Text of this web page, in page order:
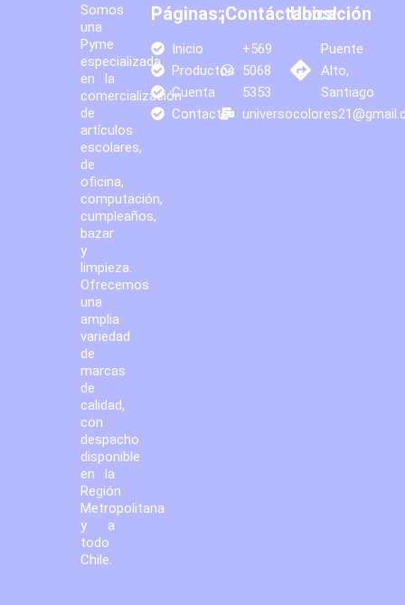
Somos
una
Pyme
especializada
en la
comercialización
de
artículos
escolares,
de
oficina,
computación,
cumpleaños,
bazar
y
limpieza.
Ofrecemos
una
amplia
variedad
de
marcas
de
calidad,
con
despacho
disponible
en la
Región
Metropolitana
y a
todo
Chile.
Páginas:
Inicio
Productos
Cuenta
Contacto
¡Contáctanos!
+569
5068
5353
Ubicación
Puente
Alto,
Santiago